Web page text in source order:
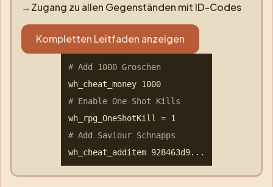
→Zugang zu allen Gegenständen mit ID-Codes
Kompletten Leitfaden anzeigen
# Add 1000 Groschen
wh_cheat_money 1000
# Enable One-Shot Kills
wh_rpg_OneShotKill = 1
# Add Saviour Schnapps
wh_cheat_additem 928463d9...